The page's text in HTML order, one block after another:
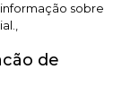
sobre
de